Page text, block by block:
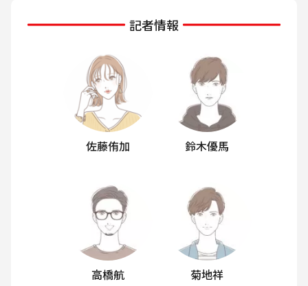
記者情報
佐藤侑加 鈴木優馬
高橋航 菊地祥